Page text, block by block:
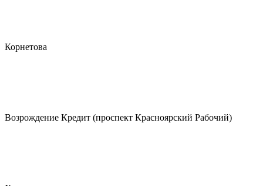
Корнетова
Возрождение Кредит (проспект Красноярский Рабочий)